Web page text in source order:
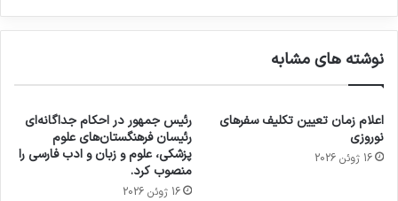
نوشته های مشابه
اعلام زمان تعیین تکلیف سفرهای
نوروزی
16 ژوئن 2026
رئیس جمهور در احکام جداگانه‌ای
رئیسان فرهنگستان‌های علوم
پزشکی، علوم و زبان و ادب فارسی را
منصوب کرد.
16 ژوئن 2026